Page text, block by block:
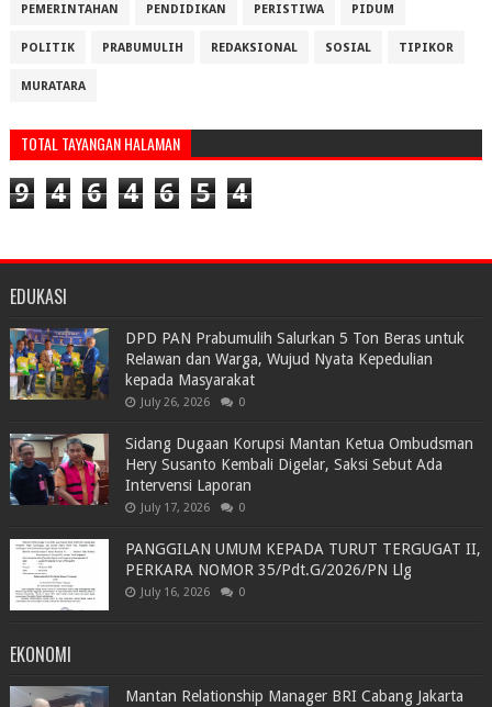
PEMERINTAHAN PENDIDIKAN PERISTIWA PIDUM
POLITIK PRABUMULIH REDAKSIONAL SOSIAL TIPIKOR
MURATARA
TOTAL TAYANGAN HALAMAN
9 4 6 4 6 5 4
EDUKASI
DPD PAN Prabumulih Salurkan 5 Ton Beras untuk
Relawan dan Warga, Wujud Nyata Kepedulian
kepada Masyarakat
July 26, 2026 0
Sidang Dugaan Korupsi Mantan Ketua Ombudsman
Hery Susanto Kembali Digelar, Saksi Sebut Ada
Intervensi Laporan
July 17, 2026 0
PANGGILAN UMUM KEPADA TURUT TERGUGAT II,
PERKARA NOMOR 35/Pdt.G/2026/PN Llg
July 16, 2026 0
EKONOMI
Mantan Relationship Manager BRI Cabang Jakarta